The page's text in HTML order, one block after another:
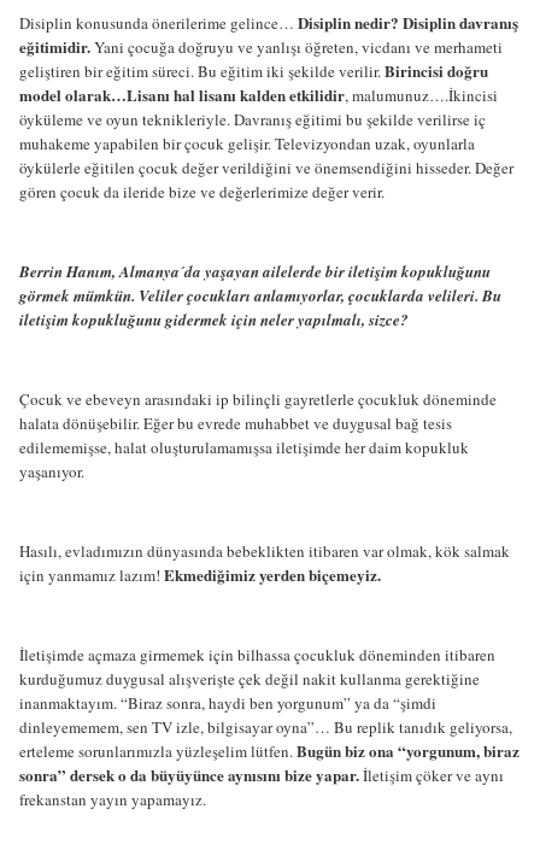
Disiplin konusunda önerilerime gelince… Disiplin nedir? Disiplin davranış
eğitimidir.Yani çocuğa doğruyu ve yanlışı öğreten, vicdanı ve merhameti
geliştiren bir eğitim süreci. Bu eğitim iki şekilde verilir.Birincisi doğru
model olarak…Lisanı hal lisanı kalden etkilidir, malumunuz….İkincisi
öyküleme ve oyun teknikleriyle. Davranış eğitimi bu şekilde verilirse iç
muhakeme yapabilen bir çocuk gelişir. Televizyondan uzak, oyunlarla
öykülerle eğitilen çocuk değer verildiğini ve önemsendiğini hisseder. Değer
gören çocuk da ileride bize ve değerlerimize değer verir.
Berrin Hanım, Almanya´da yaşayan ailelerde bir iletişim kopukluğunu
görmek mümkün. Veliler çocukları anlamıyorlar, çocuklarda velileri. Bu
iletişim kopukluğunu gidermek için neler yapılmalı, sizce?
Çocuk ve ebeveyn arasındaki ip bilinçli gayretlerle çocukluk döneminde
halata dönüşebilir. Eğer bu evrede muhabbet ve duygusal bağ tesis
edilememişse, halat oluşturulamamışsa iletişimde her daim kopukluk
yaşanıyor.
Hasılı, evladımızın dünyasında bebeklikten itibaren var olmak, kök salmak
için yanmamız lazım! Ekmediğimiz yerden biçemeyiz.
İletişimde açmaza girmemek için bilhassa çocukluk döneminden itibaren
kurduğumuz duygusal alışverişte çek değil nakit kullanma gerektiğine
inanmaktayım. “Biraz sonra, haydi ben yorgunum” ya da “şimdi
dinleyememem, sen TV izle, bilgisayar oyna”… Bu replik tanıdık geliyorsa,
erteleme sorunlarımızla yüzleşelim lütfen.Bugün biz ona “yorgunum, biraz
sonra” dersek o da büyüyünce aynısını bize yapar.İletişim çöker ve aynı
frekanstan yayın yapamayız.